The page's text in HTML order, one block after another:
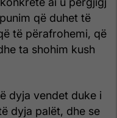
që duhet të
të përafrohemi, që
ta shohim kush
dyja vendet duke i
dyja palët, dhe se